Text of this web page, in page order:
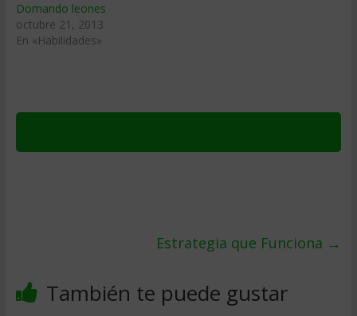
Domando leones
octubre 21, 2013
En «Habilidades»
Estrategia que Funciona →
También te puede gustar